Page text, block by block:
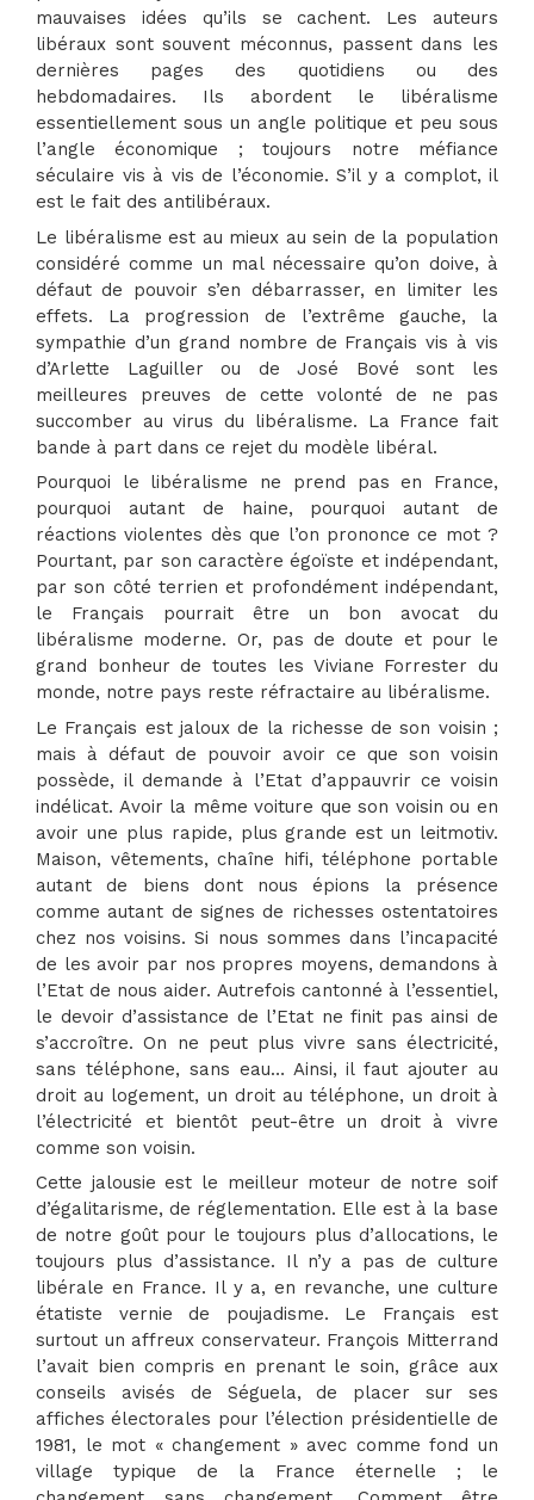
mauvaises idées qu’ils se cachent. Les auteurs
libéraux sont souvent méconnus, passent dans les
dernières pages des quotidiens ou des
hebdomadaires. Ils abordent le libéralisme
essentiellement sous un angle politique et peu sous
l’angle économique ; toujours notre méfiance
séculaire vis à vis de l’économie. S’il y a complot, il
est le fait des antilibéraux.
Le libéralisme est au mieux au sein de la population
considéré comme un mal nécessaire qu’on doive, à
défaut de pouvoir s’en débarrasser, en limiter les
effets. La progression de l’extrême gauche, la
sympathie d’un grand nombre de Français vis à vis
d’Arlette Laguiller ou de José Bové sont les
meilleures preuves de cette volonté de ne pas
succomber au virus du libéralisme. La France fait
bande à part dans ce rejet du modèle libéral.
Pourquoi le libéralisme ne prend pas en France,
pourquoi autant de haine, pourquoi autant de
réactions violentes dès que l’on prononce ce mot ?
Pourtant, par son caractère égoïste et indépendant,
par son côté terrien et profondément indépendant,
le Français pourrait être un bon avocat du
libéralisme moderne. Or, pas de doute et pour le
grand bonheur de toutes les Viviane Forrester du
monde, notre pays reste réfractaire au libéralisme.
Le Français est jaloux de la richesse de son voisin ;
mais à défaut de pouvoir avoir ce que son voisin
possède, il demande à l’Etat d’appauvrir ce voisin
indélicat. Avoir la même voiture que son voisin ou en
avoir une plus rapide, plus grande est un leitmotiv.
Maison, vêtements, chaîne hifi, téléphone portable
autant de biens dont nous épions la présence
comme autant de signes de richesses ostentatoires
chez nos voisins. Si nous sommes dans l’incapacité
de les avoir par nos propres moyens, demandons à
l’Etat de nous aider. Autrefois cantonné à l’essentiel,
le devoir d’assistance de l’Etat ne finit pas ainsi de
s’accroître. On ne peut plus vivre sans électricité,
sans téléphone, sans eau… Ainsi, il faut ajouter au
droit au logement, un droit au téléphone, un droit à
l’électricité et bientôt peut-être un droit à vivre
comme son voisin.
Cette jalousie est le meilleur moteur de notre soif
d’égalitarisme, de réglementation. Elle est à la base
de notre goût pour le toujours plus d’allocations, le
toujours plus d’assistance. Il n’y a pas de culture
libérale en France. Il y a, en revanche, une culture
étatiste vernie de poujadisme. Le Français est
surtout un affreux conservateur. François Mitterrand
l’avait bien compris en prenant le soin, grâce aux
conseils avisés de Séguela, de placer sur ses
affiches électorales pour l’élection présidentielle de
1981, le mot « changement » avec comme fond un
village typique de la France éternelle ; le